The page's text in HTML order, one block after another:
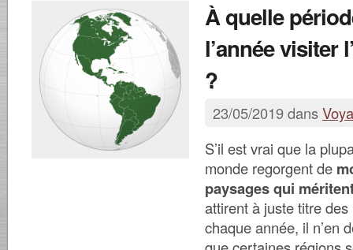
À quelle
l’année visiter
?
23/05/2019 dans
S’il est vrai que la
monde regorgent de
paysages qui
attirent à juste titre
chaque année, il n’en